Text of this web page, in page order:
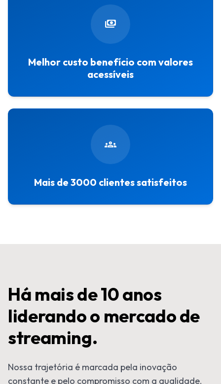
payments
Melhor custo benefício com valores
acessíveis
groups
Mais de 3000 clientes satisfeitos
Há mais de 10 anos
liderando o mercado de
streaming.
Nossa trajetória é marcada pela inovação
constante e pelo compromisso com a qualidade.